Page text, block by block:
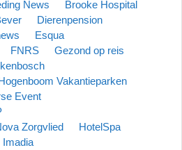
News
Brooke Hospital
Dierenpension
Esqua
FNRS
Gezond op reis
Vakantieparken
Event
Zorgvlied
HotelSpa
Imadia